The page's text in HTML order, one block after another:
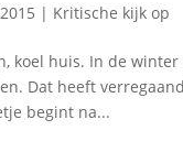
| Kritische kijk op
koel huis. In de
Dat heeft
begint na...